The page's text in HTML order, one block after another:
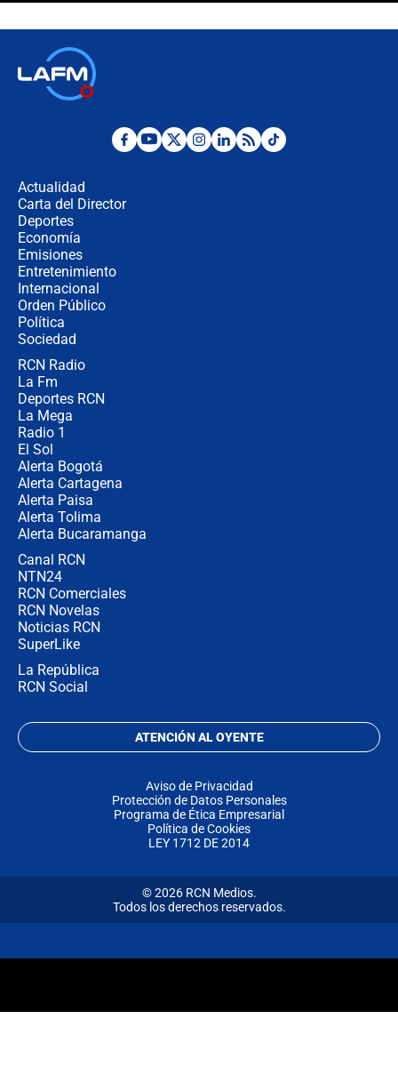
Posesión de Abelardo De La Espriella
Actualidad
Carta del Director
Deportes
Economía
Emisiones
Entretenimiento
Internacional
Orden Público
Política
Sociedad
RCN Radio
La Fm
Deportes RCN
La Mega
Radio 1
El Sol
Alerta Bogotá
Alerta Cartagena
Alerta Paisa
Alerta Tolima
Alerta Bucaramanga
Canal RCN
NTN24
RCN Comerciales
RCN Novelas
Noticias RCN
SuperLike
La República
RCN Social
ATENCIÓN AL OYENTE
Aviso de Privacidad
Protección de Datos Personales
Programa de Ética Empresarial
Política de Cookies
LEY 1712 DE 2014
© 2026 RCN Medios.
Todos los derechos reservados.